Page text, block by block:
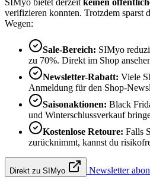
verifizieren konnten. Trotzdem sparst
Wegen:
Sale-Bereich: SIMyo
zu 70%. Direkt im Shop
Newsletter-Rabatt: Viele
Anmeldung für den Shop-
Saisonaktionen: Black
und Winterschlussverkauf
Kostenlose Retoure: Falls
zurücknimmt, kannst du
Direkt zu SIMyo Newsletter